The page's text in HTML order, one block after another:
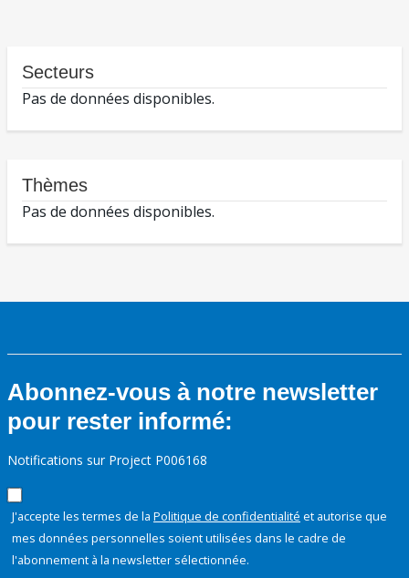
Secteurs
Pas de données disponibles.
Thèmes
Pas de données disponibles.
Abonnez-vous à notre newsletter
pour rester informé:
Notifications sur Project P006168
J'accepte les termes de la Politique de confidentialité et autorise que
mes données personnelles soient utilisées dans le cadre de
l'abonnement à la newsletter sélectionnée.